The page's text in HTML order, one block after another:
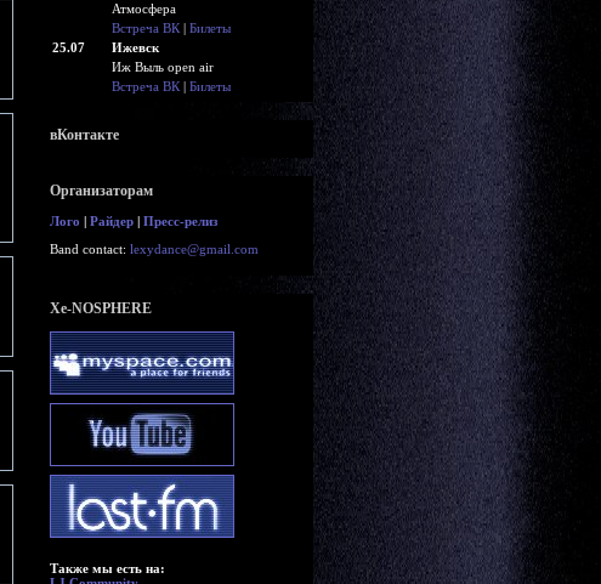
Атмосфера
Встреча ВК | Билеты
25.07
Ижевск
Иж Выль open air
Встреча ВК | Билеты
вКонтакте
Организаторам
Лого | Райдер | Пресс-релиз
Band contact: lexydance@gmail.com
Xe-NOSPHERE
Также мы есть на: